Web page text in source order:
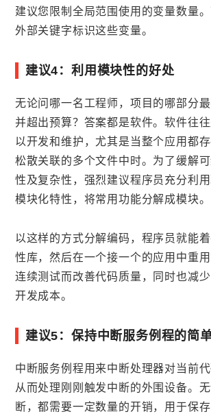
建议您限制全局范围使用的变量数量。
外部关键字标识这些变量。
建议4：利用模块性的好处
无论问哪一名工程师，项目的哪部分
并超出预算？答案都是软件。软件往
以开发和维护，尤其是当整个应用都
松散关联的多个文件中时。为了缓解
性及复杂性，强烈建议程序员充分利
模块化特性，将常用功能分解成模块。
以这样的方式分解编码，程序员就能
性库，然后在一个接一个的应用中重
连续测试而改善代码质量，同时也减
开发成本。
建议5：保持中断服务例程的简
中断服务例程用来中断处理器对当前代
从而处理刚刚触发中断的外围设备。
断，都需要一定数量的开销，用于保